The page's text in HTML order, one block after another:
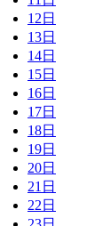
12日
13日
14日
15日
16日
17日
18日
19日
20日
21日
22日